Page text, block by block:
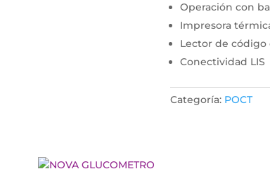
Operación con
Impresora
Lector de código
Conectividad LIS
Categoría: POCT